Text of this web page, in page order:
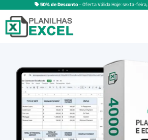
50% de Desconto– Oferta Válida Hoje:sexta-feira,